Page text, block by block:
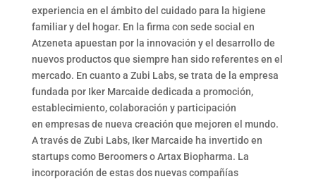
experiencia en el ámbito del cuidado para la higiene
familiar y del hogar. En la firma con sede social en
Atzeneta apuestan por la innovación y el desarrollo de
nuevos productos que siempre han sido referentes en el
mercado. En cuanto a Zubi Labs, se trata de la empresa
fundada por Iker Marcaide dedicada a promoción,
establecimiento, colaboración y participación
en empresas de nueva creación que mejoren el mundo.
A través de Zubi Labs, Iker Marcaide ha invertido en
startups como Beroomers o Artax Biopharma. La
incorporación de estas dos nuevas compañías